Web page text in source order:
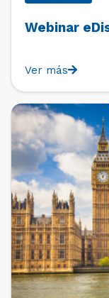
Webinar
Ver más
PAST EVENTS